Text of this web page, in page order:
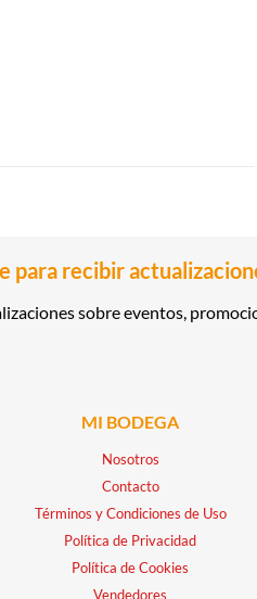
para recibir
sobre eventos,
MI BODEGA
Nosotros
Contacto
Términos y Condiciones de Uso
Política de Privacidad
Política de Cookies
Vendedores